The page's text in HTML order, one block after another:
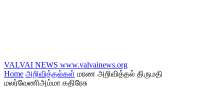
VALVAI NEWS www.valvainews.org
Home அறிவித்தல்கள் மரண அறிவித்தல் திருமதி
மலர்வேணிஅம்மா கதிரேசு